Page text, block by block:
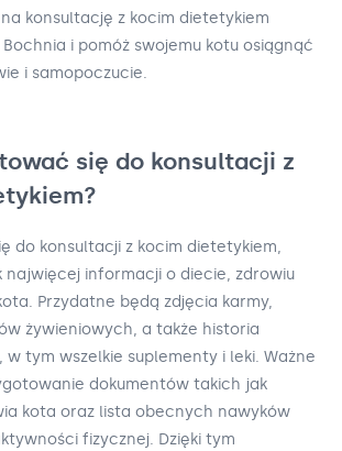
konsultację z kocim dietetykiem
i pomóż swojemu kotu osiągnąć
i samopoczucie.
się do konsultacji z
do konsultacji z kocim dietetykiem,
informacji o diecie, zdrowiu
Przydatne będą zdjęcia karmy,
żywieniowych, a także historia
w tym wszelkie suplementy i leki. Ważne
dokumentów takich jak
kota oraz lista obecnych nawyków
fizycznej. Dzięki tym